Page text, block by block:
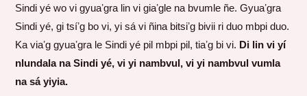
Sindi yé wo vi gyuaʼgra lin vi giaʼgle na bvumle ñe. Gyuaʼgra
Sindi yé, gi tsíʼg bo vi, yi sá vi ñina bitsiʼg bivii ri duo mbpi duo.
Ka viaʼg gyuaʼgra le Sindi yé pil mbpi pil, tiaʼg bi vi. Di lin vi yí
nlundala na Sindi yé, vi yi nambvul, vi yi nambvul vumla
na sá yiyia.